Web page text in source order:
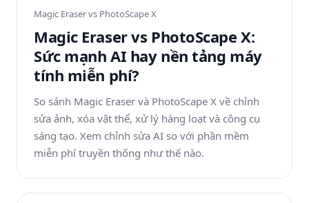
Magic Eraser vs PhotoScape X
Magic Eraser vs PhotoScape X:
Sức mạnh AI hay nền tảng máy
tính miễn phí?
So sánh Magic Eraser và PhotoScape X về chỉnh
sửa ảnh, xóa vật thể, xử lý hàng loạt và công cụ
sáng tạo. Xem chỉnh sửa AI so với phần mềm
miễn phí truyền thống như thế nào.